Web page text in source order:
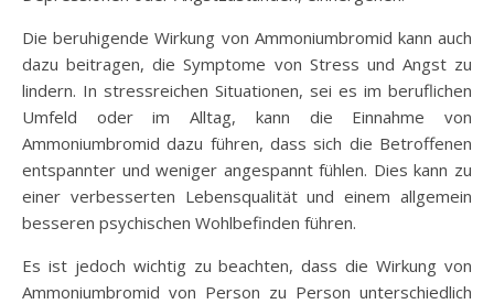
Die beruhigende Wirkung von Ammoniumbromid kann auch
dazu beitragen, die Symptome von Stress und Angst zu
lindern. In stressreichen Situationen, sei es im beruflichen
Umfeld oder im Alltag, kann die Einnahme von
Ammoniumbromid dazu führen, dass sich die Betroffenen
entspannter und weniger angespannt fühlen. Dies kann zu
einer verbesserten Lebensqualität und einem allgemein
besseren psychischen Wohlbefinden führen.
Es ist jedoch wichtig zu beachten, dass die Wirkung von
Ammoniumbromid von Person zu Person unterschiedlich